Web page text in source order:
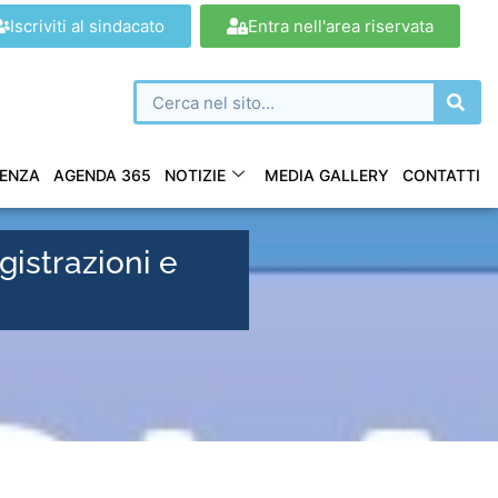
Iscriviti al sindacato Entra nell'area riservata
AGENDA 365 NOTIZIE MEDIA GALLERY CONTATTI
e